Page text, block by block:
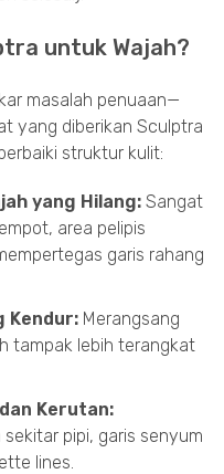
untuk Wajah?
masalah penuaan—
yang diberikan Sculptra
struktur kulit:
yang Hilang: Sangat
area pelipis
garis rahang
Kendur: Merangsang
tampak lebih terangkat
Kerutan:
pipi, garis senyum
lines.